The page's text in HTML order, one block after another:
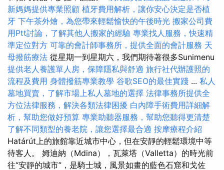
新媽媽提供專業照顧 植牙費用解析，讓你安心決定是否植
牙 下午茶外燴，為您帶來輕鬆愉快的午後時光 搬家公司費
用Ptt討論，了解其他人搬家的經驗 專業找人服務，快速精
準定位對方 可靠的會計師事務所，提供全面的會計服務 天
母撥筋療法 從星期一到星期六，我們期待著很多Sunimenu
提供老人養護單人房，保障隱私與舒適 旅行社代辦護照的
流程及費用 身體撥筋專業教學 谷歌SEO的最佳實踐 ... 私人
墓地買賣，了解市場上私人墓地的選擇 法律事務所提供全
方位法律服務，解決各類法律困擾 白內障手術費用詳細解
析，幫助您做好預算 專業助聽器服務，幫助您聽得更清楚
了解不同類型的養老院，讓您選擇最合適 按摩療程介紹
Határút上的旅館靠近城市中心，但在安靜的輕鬆環境中等
待客人。 姆迪納（Mdina），瓦萊塔（Valletta）的時光前
往“安靜的城市”，是騎士城，風景如畫的藍色石窟和戈佐